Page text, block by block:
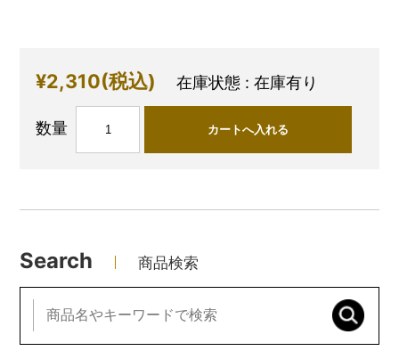
¥2,310(税込) 在庫状態 : 在庫有り
数量
Search 商品検索